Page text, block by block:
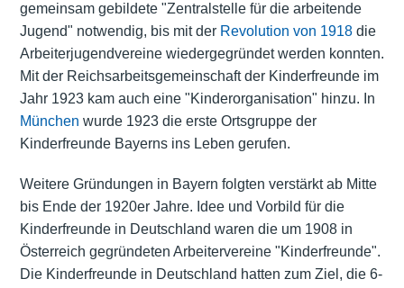
gemeinsam gebildete "Zentralstelle für die arbeitende
Jugend" notwendig, bis mit der Revolution von 1918die
Arbeiterjugendvereine wiedergegründet werden konnten.
Mit der Reichsarbeitsgemeinschaft der Kinderfreunde im
Jahr 1923 kam auch eine "Kinderorganisation" hinzu. In
München wurde 1923 die erste Ortsgruppe der
Kinderfreunde Bayerns ins Leben gerufen.
Weitere Gründungen in Bayern folgten verstärkt ab Mitte
bis Ende der 1920er Jahre. Idee und Vorbild für die
Kinderfreunde in Deutschland waren die um 1908 in
Österreich gegründeten Arbeitervereine "Kinderfreunde".
Die Kinderfreunde in Deutschland hatten zum Ziel, die 6-